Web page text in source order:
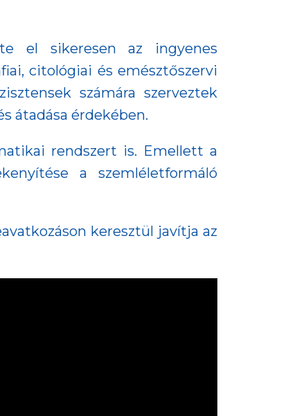
el sikeresen az ingyenes
citológiai és emésztőszervi
számára szerveztek
átadása érdekében.
rendszert is. Emellett a
a szemléletformáló
keresztül javítja az